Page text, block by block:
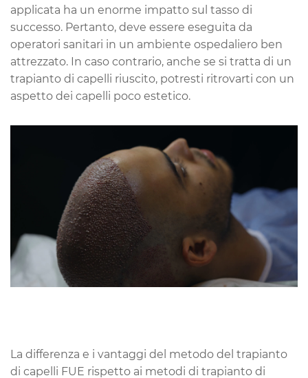
applicata ha un enorme impatto sul tasso di
successo. Pertanto, deve essere eseguita da
operatori sanitari in un ambiente ospedaliero ben
attrezzato. In caso contrario, anche se si tratta di un
trapianto di capelli riuscito, potresti ritrovarti con un
aspetto dei capelli poco estetico.
La differenza e i vantaggi del metodo del trapianto
di capelli FUE rispetto ai metodi di trapianto di